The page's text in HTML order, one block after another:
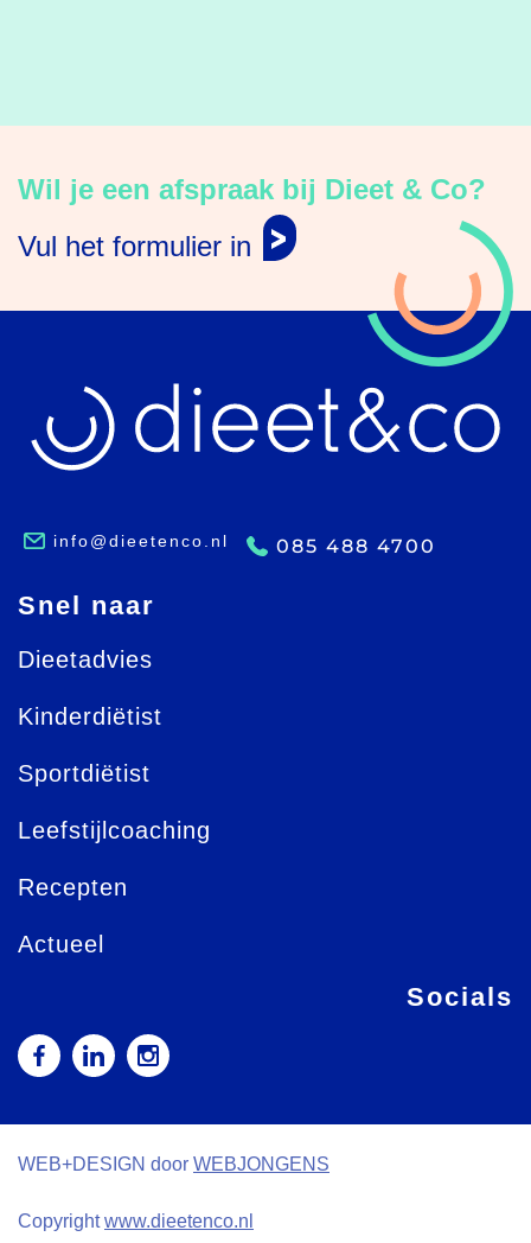
Wil je een afspraak bij Dieet & Co?
Vul het formulier in
info@dieetenco.nl 085 488 4700
Snel naar
Dieetadvies
Kinderdiëtist
Sportdiëtist
Leefstijlcoaching
Recepten
Actueel
Socials
WEB+DESIGN door WEBJONGENS
Copyrightwww.dieetenco.nl